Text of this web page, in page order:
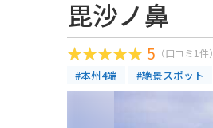
毘沙ノ鼻
5 （口コミ1件）
#本州4端 #絶景スポット